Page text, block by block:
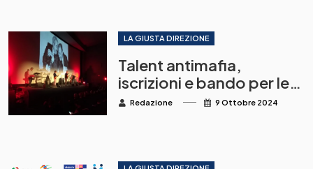
LA GIUSTA DIREZIONE
Talent antimafia,
iscrizioni e bando per le
scuole
Redazione 9 Ottobre 2024